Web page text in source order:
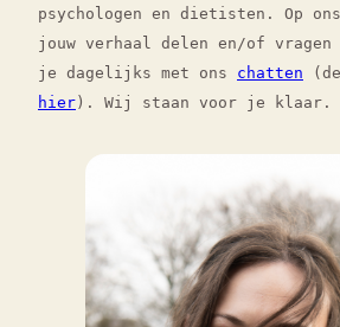
psychologen en dietisten. Op
jouw verhaal delen en/of
je dagelijks met ons chatten
hier ). Wij staan voor je klaar.